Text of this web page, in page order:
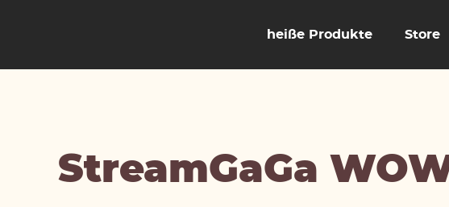
heiße Produkte Store
StreamGaGa